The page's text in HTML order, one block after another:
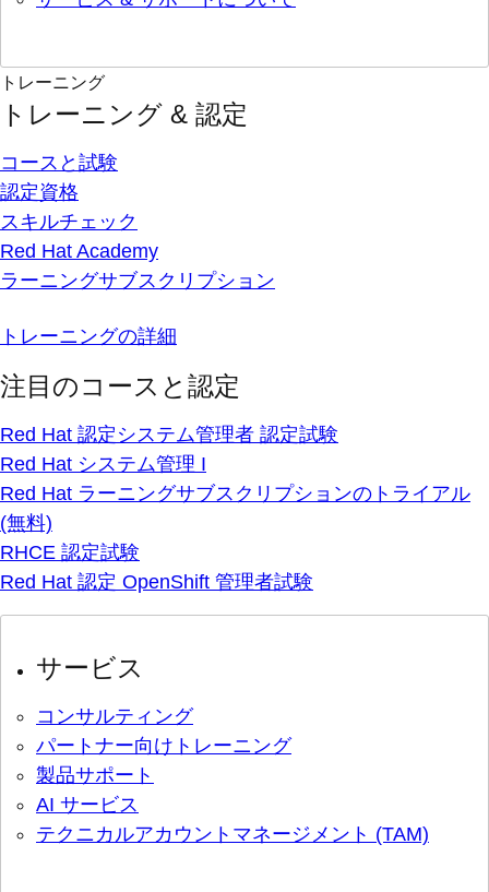
トレーニング
トレーニング & 認定
コースと試験
認定資格
スキルチェック
Red Hat Academy
ラーニングサブスクリプション
トレーニングの詳細
注目のコースと認定
Red Hat 認定システム管理者 認定試験
Red Hat システム管理 I
Red Hat ラーニングサブスクリプションのトライアル
(無料)
RHCE 認定試験
Red Hat 認定 OpenShift 管理者試験
サービス
コンサルティング
パートナー向けトレーニング
製品サポート
AI サービス
テクニカルアカウントマネージメント (TAM)